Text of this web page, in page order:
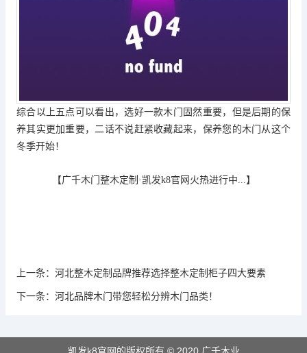
综合以上五点可以看出，选好一款木门固然重要，但是后期的保
养其实更加重要，二话不说赶紧收藏起来，保养您的木门从这个
冬季开始！
【广千木门整木定制· 凯发k8官网 火热进行中...】
上一条： 河北整木定制品牌推荐选择整木定制柜子四大要素
下一条： 河北品牌木门带您轻松分辨木门品类！